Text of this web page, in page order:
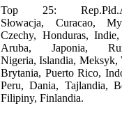
Top 25:
Słowacja, Curacao,
Czechy, Honduras,
Aruba, Japonia,
Nigeria, Islandia, Meksyk,
Brytania, Puerto Rico,
Peru, Dania, Tajlandia,
Filipiny, Finlandia.